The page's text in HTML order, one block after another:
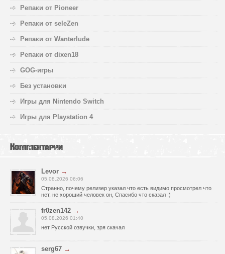
Репаки от Pioneer
Репаки от seleZen
Репаки от Wanterlude
Репаки от dixen18
GOG-игры
Без установки
Игры для Nintendo Switch
Игры для Playstation 4
Комментарии
Levor →
05.08.2026 06:06
Странно, почему релизер указал что есть видимо просмотрел что
нет, не хороший человек он, Спасибо что сказал !)
fr0zen142 →
05.08.2026 01:40
нет Русской озвучки, зря скачал
serg67 →